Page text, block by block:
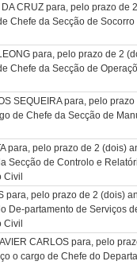
CRUZ para, pelo prazo de
Chefe da Secção de
para, pelo prazo de 2
Chefe da Secção de
SEQUEIRA para, pelo
de Chefe da Secção de
para, pelo prazo de 2 (dois)
Secção de Controlo e
Civil
para, pelo prazo de 2 (dois)
De-partamento de Serviços
Civil
CARLOS para, pelo
o cargo de Chefe do